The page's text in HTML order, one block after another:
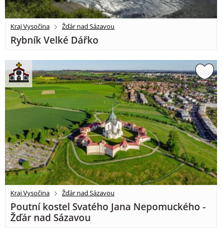
Kraj Vysočina Žďár nad Sázavou
Rybník Velké Dářko
Kraj Vysočina Žďár nad Sázavou
Poutní kostel Svatého Jana Nepomuckého -
Žďár nad Sázavou